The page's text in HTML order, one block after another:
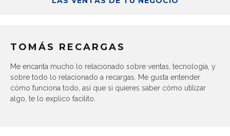
TOMÁS RECARGAS
Me encanta mucho lo relacionado sobre ventas, tecnología, y
sobre todo lo relacionado a recargas. Me gusta entender
cómo funciona todo, así que si quieres saber cómo utilizar
algo, te lo explico facilito.